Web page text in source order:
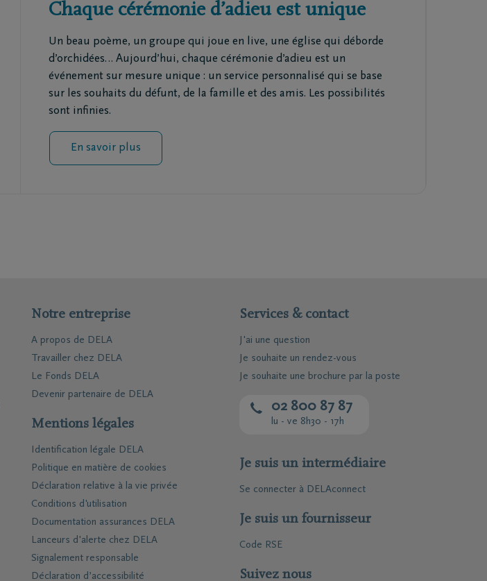
Chaque cérémonie d’adieu est unique
Un beau poème, un groupe qui joue en live, une église qui déborde
d’orchidées… Aujourd’hui, chaque cérémonie d’adieu est un
événement sur mesure unique : un service personnalisé qui se base
sur les souhaits du défunt, de la famille et des amis. Les possibilités
sont infinies.
En savoir plus
Notre entreprise
A propos de DELA
Travailler chez DELA
Le Fonds DELA
Devenir partenaire de DELA
Mentions légales
Identification légale DELA
Politique en matière de cookies
Déclaration relative à la vie privée
Conditions d'utilisation
Documentation assurances DELA
Lanceurs d'alerte chez DELA
Signalement responsable
Déclaration d’accessibilité
Services & contact
J'ai une question
Je souhaite un rendez-vous
Je souhaite une brochure par la poste
02 800 87 87
lu - ve 8h30 - 17h
Je suis un intermédiaire
Se connecter à DELAconnect
Je suis un fournisseur
Code RSE
Suivez nous